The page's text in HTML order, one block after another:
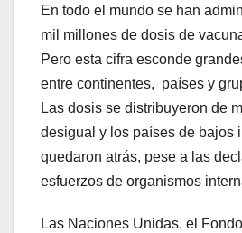
En todo el mundo se han
mil millones de dosis de
Pero esta cifra esconde
entre continentes, países y
Las dosis se distribuyeron de
desigual y los países de bajos
quedaron atrás, pese a las
esfuerzos de organismos
Las Naciones Unidas, el